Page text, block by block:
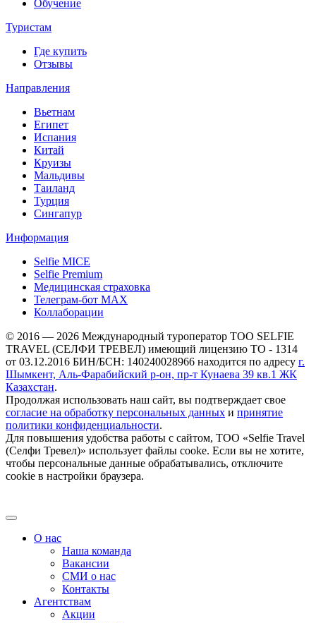
Обучение
Туристам
Где купить
Отзывы
Направления
Вьетнам
Египет
Испания
Китай
Круизы
Мальдивы
Таиланд
Турция
Сингапур
Информация
Selfie MICE
Selfie Premium
Медицинская страховка
Телеграм-бот МАХ
Коллаборации
© 2016 — 2026 Международный туроператор ТОО SELFIE
TRAVEL (СЕЛФИ ТРЕВЕЛ) имеющий лицензию ТО - 1314
от 03.12.2016 БИН/БСН: 140240028966 находится по адресу г.
Шымкент, Аль-Фарабийский р-он, пр-т Кунаева 39 кв.1 ЖК
Казахстан.
Продолжая использовать наш сайт, вы подтверждает свое
согласие на обработку персональных данных и принятие
политики конфиденциальности.
Для повышения удобства работы с сайтом, ТОО «Selfie Travel
(Селфи Тревел)» использует файлы cooke. Если вы не хотите,
чтобы персональные данные обрабатывались, отключите
cookie в настройки браузера.
О нас
Наша команда
Вакансии
СМИ о нас
Контакты
Агентствам
Акции